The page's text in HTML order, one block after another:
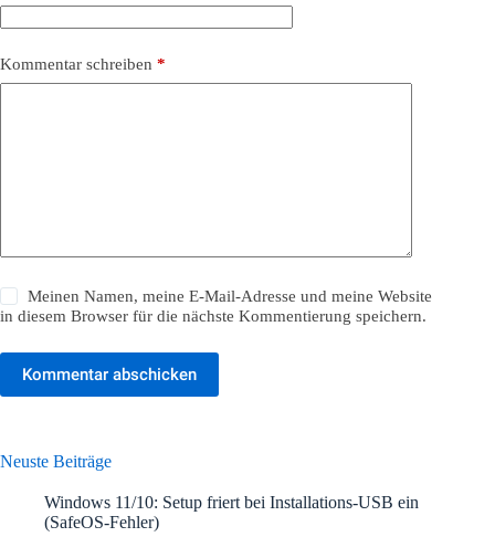
Kommentar schreiben *
Meinen Namen, meine E-Mail-Adresse und meine Website
in diesem Browser für die nächste Kommentierung speichern.
Kommentar abschicken
Neuste Beiträge
Windows 11/10: Setup friert bei Installations-USB ein
(SafeOS-Fehler)